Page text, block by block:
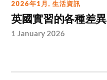
2026年1月,生活資訊
英國實習的各種差異
1 January 2026